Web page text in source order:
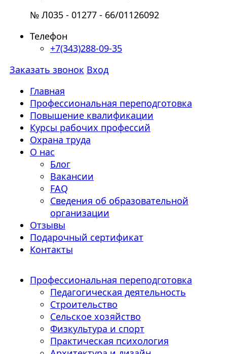
№ Л035 - 01277 - 66/01126092
Телефон
+7(343)288-09-35
Заказать звонок Вход
Главная
Профессиональная переподготовка
Повышение квалификации
Курсы рабочих профессий
Охрана труда
О нас
Блог
Вакансии
FAQ
Сведения об образовательной
организации
Отзывы
Подарочный сертификат
Контакты
Профессиональная переподготовка
Педагогическая деятельность
Строительство
Сельское хозяйство
Физкультура и спорт
Практическая психология